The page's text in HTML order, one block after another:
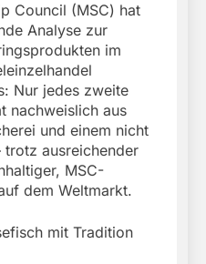
Council (MSC) hat
Analyse zur
im
Nur jedes zweite
nachweislich aus
und einem nicht
trotz ausreichender
MSC-
dem Weltmarkt.
mit Tradition